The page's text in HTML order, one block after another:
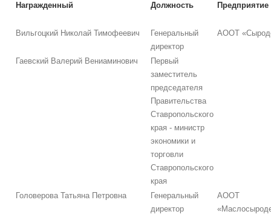
Награжденный Должность Предприятие
Вильгоцкий Николай Тимофеевич
Генеральный
директор
АООТ
Гаевский Валерий Вениаминович
Первый
заместитель
председателя
Правительства
Ставропольского
края - министр
экономики и
торговли
Ставропольского
края
Головерова Татьяна Петровна
Генеральный
директор
АООТ